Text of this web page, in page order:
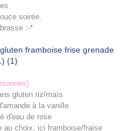
soirée.
:-*
gluten riz/maïs
à la vanille
d'eau de rose
au choix, ici framboise/fraise